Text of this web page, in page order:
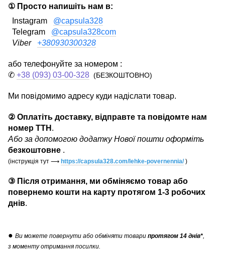
① Просто напишіть нам в:
Instagram @capsula328
Telegram @capsula328com
Viber +380930300328
або телефонуйте за номером :
✆ +38 (093) 03-00-328 (БЕЗКОШТОВНО)
Ми повідомимо адресу куди надіслати товар.
② Оплатіть доставку, відправте та повідомте нам
номер ТТН .
Або за допомогою додатку Нової пошти оформіть
безкоштовне .
(інструкція тут ⟶ https://capsula328.com/lehke-povernennia/)
③ Після отримання, ми обміняємо товар або
повернемо кошти на карту протягом 1-3 робочих
днів.
● Ви можете повернути або обміняти товари протягом 14 днів*
з моменту отримання посилки.